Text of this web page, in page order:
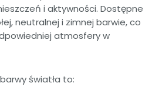
i aktywności. Dostępne
neutralnej i zimnej barwie, co
atmosfery w
światła to: